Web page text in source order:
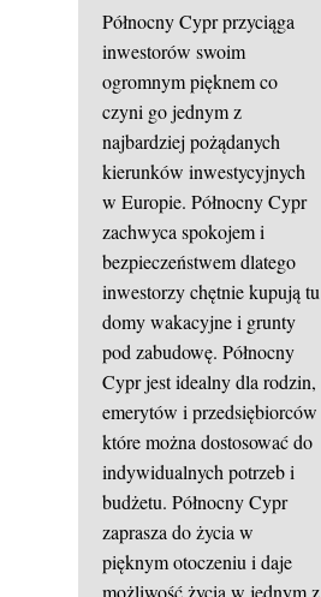
Północny Cypr przyciąga
inwestorów swoim
ogromnym pięknem co
czyni go jednym z
najbardziej pożądanych
kierunków inwestycyjnych
w Europie. Północny Cypr
zachwyca spokojem i
bezpieczeństwem dlatego
inwestorzy chętnie kupują tu
domy wakacyjne i grunty
pod zabudowę. Północny
Cypr jest idealny dla rodzin,
emerytów i przedsiębiorców
które można dostosować do
indywidualnych potrzeb i
budżetu. Północny Cypr
zaprasza do życia w
pięknym otoczeniu i daje
możliwość życia w jednym z